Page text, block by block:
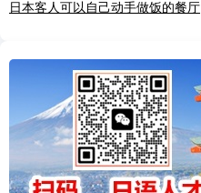
日本客人可以自己动手做饭的餐厅